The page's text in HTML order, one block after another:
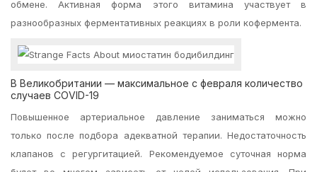
обмене. Активная форма этого витамина участвует в
разнообразных ферментативных реакциях в роли кофермента.
В Великобритании — максимальное с февраля количество
случаев COVID-19
Повышенное артериальное давление заниматься можно
только после подбора адекватной терапии. Недостаточность
клапанов с регургитацией. Рекомендуемое суточная норма